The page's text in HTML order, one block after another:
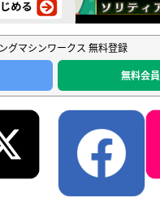
グマシンワークス 無料登録
無料会員